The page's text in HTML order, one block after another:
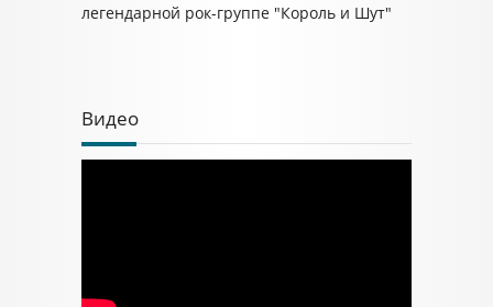
легендарной рок-группе "Король и Шут"
Видео